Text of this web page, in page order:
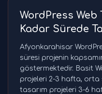
WordPress Web
Kadar Sürede
Afyonkarahisar
süresi projenin
göstermektedir. Basit
projeleri 2-3 hafta, orta
tasarım projeleri 3-6